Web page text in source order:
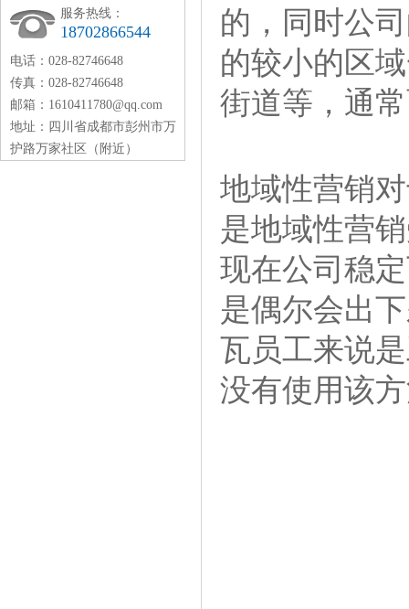
的，同时公
的较小的区
街道等，通
地域性营销
是地域性营
现在公司稳
是偶尔会出
瓦员工来说
没有使用该
服务热线：
18702866544
电话：028-82746648
传真：028-82746648
邮箱：1610411780@qq.com
地址：四川省成都市彭州市万
护路万家社区（附近）